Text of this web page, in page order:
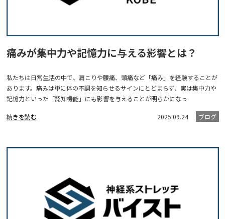
痛みが集中力や記憶力に与える影響とは？
私たちは日常生活の中で、肩こりや腰痛、頭痛など「痛み」を経験することが
あります。痛みは単に体の不調を知らせるサインにとどまらず、実は集中力や
記憶力といった「認知機能」にも影響を与えることが明らかになっ
続きを読む 2025.09.24 ブログ